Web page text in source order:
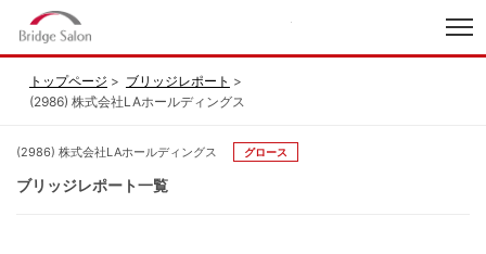
トップページ
ブリッジレポート
(2986) 株式会社LAホールディングス
(2986) 株式会社LAホールディングス グロース
ブリッジレポート一覧